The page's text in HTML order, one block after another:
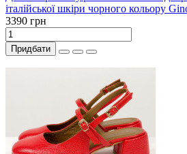
італійської шкіри чорного кольору
3390 грн
Придбати